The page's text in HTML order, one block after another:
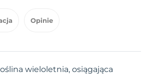
Opinie
wieloletnia, osiągająca